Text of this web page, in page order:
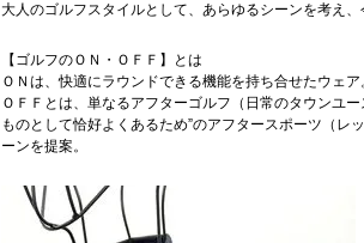
大人のゴルフスタイルとして、あらゆるシーンを考え、
【ゴルフのＯＮ・ＯＦＦ】とは
ＯＮは、快適にラウンドできる機能を持ち合せたウェア
ＯＦＦとは、単なるアフターゴルフ（日常のタウンユ
ものとして恰好よくあるため”のアフタースポーツ（レ
ーンを提案。